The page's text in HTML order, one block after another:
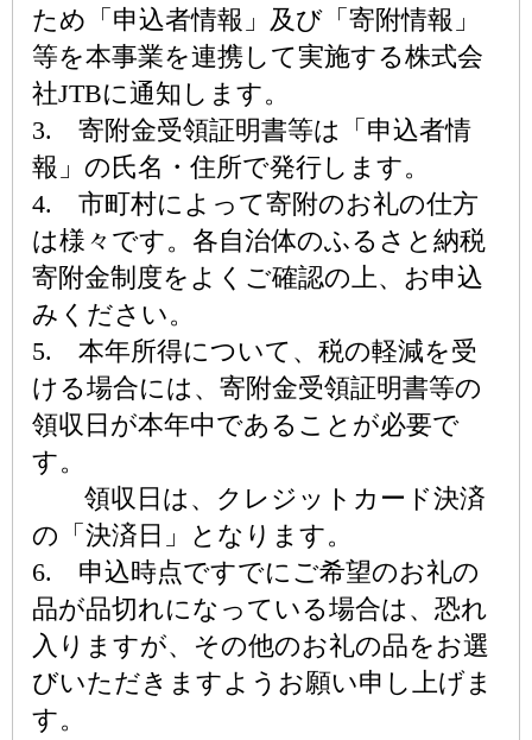
ため「申込者情報」及び「寄附情報」
等を本事業を連携して実施する株式会
社JTBに通知します。
3. 寄附金受領証明書等は「申込者情
報」の氏名・住所で発行します。
4. 市町村によって寄附のお礼の仕方
は様々です。各自治体のふるさと納税
寄附金制度をよくご確認の上、お申込
みください。
5. 本年所得について、税の軽減を受
ける場合には、寄附金受領証明書等の
領収日が本年中であることが必要で
す。
領収日は、クレジットカード決済
の「決済日」となります。
6. 申込時点ですでにご希望のお礼の
品が品切れになっている場合は、恐れ
入りますが、その他のお礼の品をお選
びいただきますようお願い申し上げま
す。